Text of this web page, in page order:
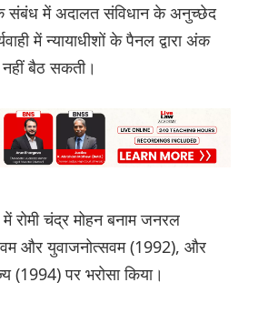
संबंध में अदालत संविधान के अनुच्छेद
में न्यायाधीशों के पैनल द्वारा अंक
बैठ सकती।
रोमी चंद्र मोहन बनाम जनरल
और युवाजनोत्सवम (1992), और
(1994) पर भरोसा किया।